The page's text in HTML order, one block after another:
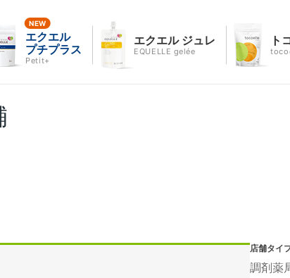
エクエル
プチプラス
Petit+
エクエル ジュレ
EQUELLE gelée
ト
店舗タイ
調剤薬